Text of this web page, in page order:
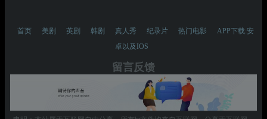
首页 美剧 英剧 韩剧 真人秀 纪录片 热门电影
APP下载:安
卓以及IOS
留言反馈